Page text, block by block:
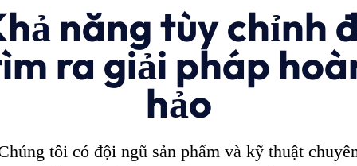
năng tùy chỉnh
ra giải pháp
hảo
tôi có đội ngũ sản phẩm và kỹ thuật